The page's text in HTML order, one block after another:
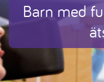
Barn med